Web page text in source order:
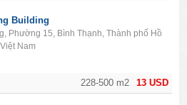
13 USD
228-500 m2
Building
Phường 15, Bình Thạnh, Thành phố Hồ
Nam